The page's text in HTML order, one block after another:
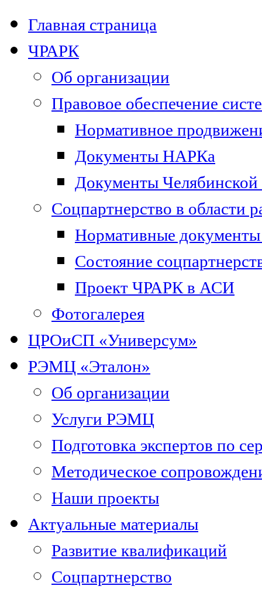
Главная страница
ЧРАРК
Об организации
Правовое обеспечение
Нормативное
Документы НАРКа
Документы Челябинской
Соцпартнерство в области
Нормативные документы
Состояние
Проект ЧРАРК в АСИ
Фотогалерея
ЦРОиСП «Универсум»
РЭМЦ «Эталон»
Об организации
Услуги РЭМЦ
Подготовка экспертов по
Методическое
Наши проекты
Актуальные материалы
Развитие квалификаций
Соцпартнерство